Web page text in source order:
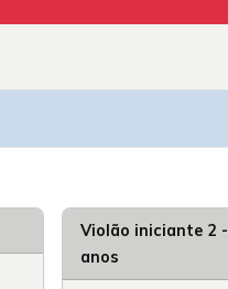
Violão iniciante 2
anos